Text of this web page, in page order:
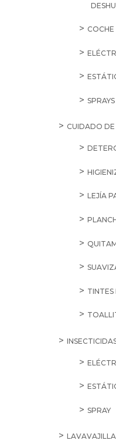
COCHE
SPRAYS
CUIDADO
LEJÍA
TINTES
SPRAY